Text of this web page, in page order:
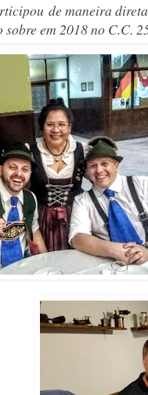
de maneira
em 2018 no C.C.